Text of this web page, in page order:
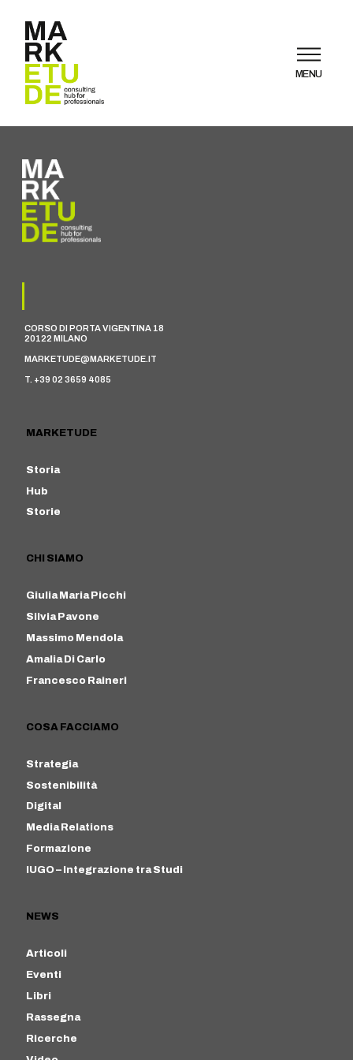
MENU
CORSO DI PORTA VIGENTINA 18
20122 MILANO
MARKETUDE@MARKETUDE.IT
T. +39 02 3659 4085
MARKETUDE
Storia
Hub
Storie
CHI SIAMO
Giulia Maria Picchi
Silvia Pavone
Massimo Mendola
Amalia Di Carlo
Francesco Raineri
COSA FACCIAMO
Strategia
Sostenibilità
Digital
Media Relations
Formazione
IUGO – Integrazione tra Studi
NEWS
Articoli
Eventi
Libri
Rassegna
Ricerche